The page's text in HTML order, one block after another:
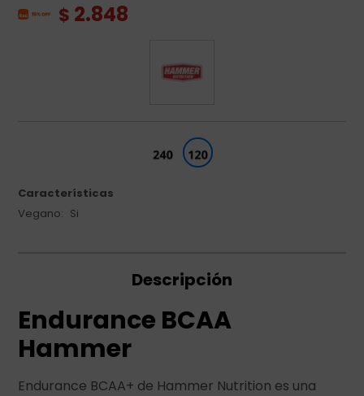
$ 2.848
Características
Vegano
Si
Descripción
Endurance BCAA
Hammer
Endurance BCAA+ de Hammer Nutrition es una